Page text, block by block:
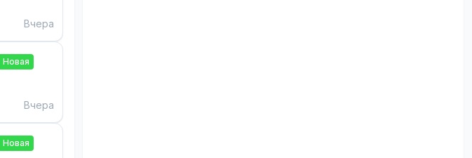
Вчера
Новая
Вчера
Новая